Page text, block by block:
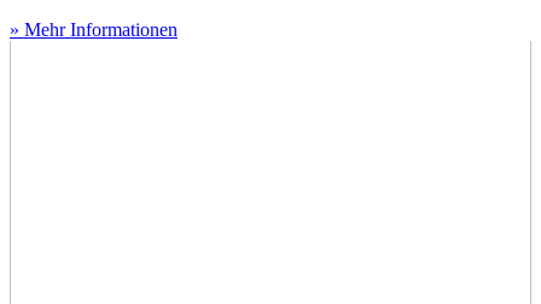
» Mehr Informationen